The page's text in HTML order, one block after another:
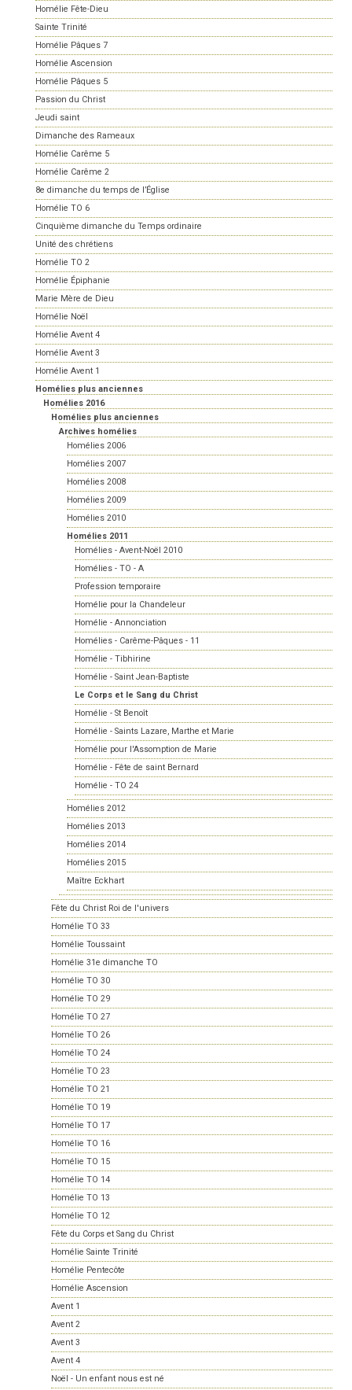
Homélie Fête-Dieu
Sainte Trinité
Homélie Pâques 7
Homélie Ascension
Homélie Pâques 5
Passion du Christ
Jeudi saint
Dimanche des Rameaux
Homélie Carême 5
Homélie Carême 2
8e dimanche du temps de l’Église
Homélie TO 6
Cinquième dimanche du Temps ordinaire
Unité des chrétiens
Homélie TO 2
Homélie Épiphanie
Marie Mère de Dieu
Homélie Noël
Homélie Avent 4
Homélie Avent 3
Homélie Avent 1
Homélies plus anciennes
Homélies 2016
Homélies plus anciennes
Archives homélies
Homélies 2006
Homélies 2007
Homélies 2008
Homélies 2009
Homélies 2010
Homélies 2011
Homélies - Avent-Noël 2010
Homélies - TO - A
Profession temporaire
Homélie pour la Chandeleur
Homélie - Annonciation
Homélies - Carême-Pâques - 11
Homélie - Tibhirine
Homélie - Saint Jean-Baptiste
Le Corps et le Sang du Christ
Homélie - St Benoît
Homélie - Saints Lazare, Marthe et Marie
Homélie pour l'Assomption de Marie
Homélie - Fête de saint Bernard
Homélie - TO 24
Homélies 2012
Homélies 2013
Homélies 2014
Homélies 2015
Maître Eckhart
Fête du Christ Roi de l'univers
Homélie TO 33
Homélie Toussaint
Homélie 31e dimanche TO
Homélie TO 30
Homélie TO 29
Homélie TO 27
Homélie TO 26
Homélie TO 24
Homélie TO 23
Homélie TO 21
Homélie TO 19
Homélie TO 17
Homélie TO 16
Homélie TO 15
Homélie TO 14
Homélie TO 13
Homélie TO 12
Fête du Corps et Sang du Christ
Homélie Sainte Trinité
Homélie Pentecôte
Homélie Ascension
Avent 1
Avent 2
Avent 3
Avent 4
Noël - Un enfant nous est né